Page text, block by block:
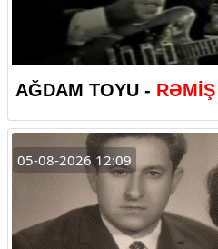
AĞDAM TOYU - RƏMİŞ
05-08-2026 12:09